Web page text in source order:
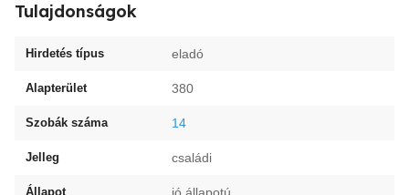
Tulajdonságok
Hirdetés típus eladó
Alapterület 380
Szobák száma 14
Jelleg családi
Állapot